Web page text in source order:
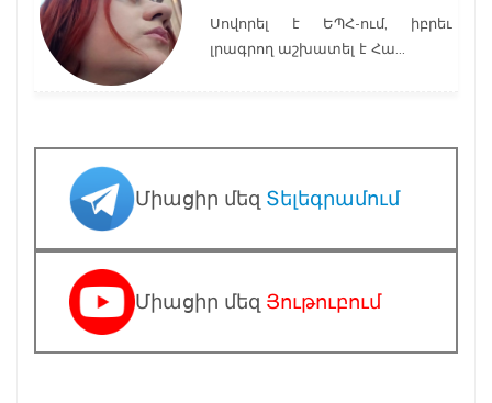
Սովորել է ԵՊՀ-ում, իբրեւ
լրագրող աշխատել է Հա...
Միացիր մեզ Տելեգրամում
Միացիր մեզ Յութուբում